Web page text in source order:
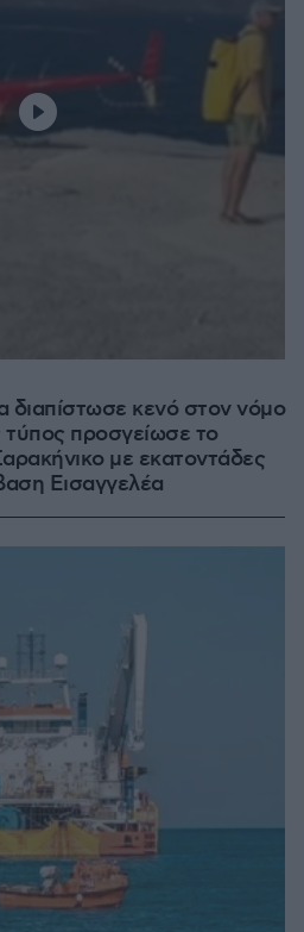
διαπίστωσε κενό στον νόμο
τύπος προσγείωσε το
με εκατοντάδες
Εισαγγελέα